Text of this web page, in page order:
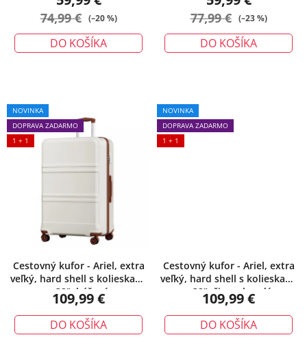
74,99 € (–20 %)
DO KOŠÍKA
77,99 € (–23 %)
DO KOŠÍKA
NOVINKA
DOPRAVA ZADARMO
1 + 1
Cestovný kufor - Ariel, extra
veľký, hard shell s kolieskami
– 32", béžový
109,99 €
DO KOŠÍKA
NOVINKA
DOPRAVA ZADARMO
1 + 1
Cestovný kufor - Ariel, extra
veľký, hard shell s kolieskami
– 32", čiernohnedý
109,99 €
DO KOŠÍKA